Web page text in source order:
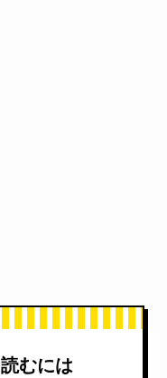
むには